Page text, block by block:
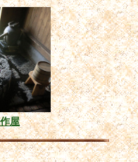
屋